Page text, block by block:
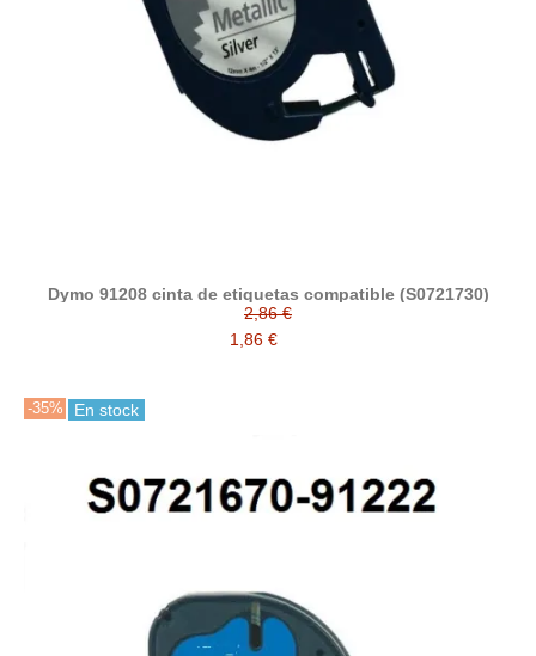
Dymo 91208 cinta de etiquetas compatible (S0721730)
2,86 €
1,86 €
-35% En stock